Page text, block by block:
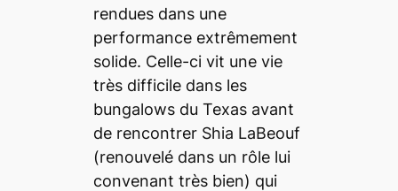
rendues dans une
performance extrêmement
solide. Celle-ci vit une vie
très difficile dans les
bungalows du Texas avant
de rencontrer Shia LaBeouf
(renouvelé dans un rôle lui
convenant très bien) qui